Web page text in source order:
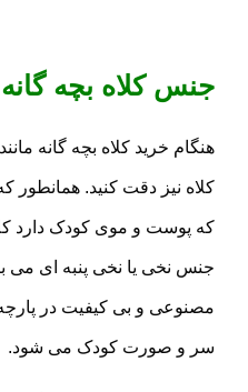
جنس کلاه بچه گانه
هنگام خرید کلاه بچه گانه مانند
کلاه نیز دقت کنید.
که پوست و موی کودک دارد
جنس نخی یا نخی پنبه ای می
مصنوعی و بی کیفیت در
سر و صورت کودک می شود.